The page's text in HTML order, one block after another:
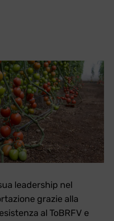
leadership nel
grazie alla
al ToBRFV e